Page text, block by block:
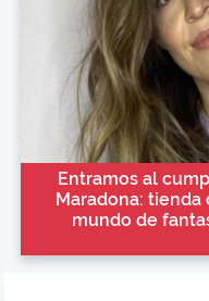
Entramos al
Maradona:
mundo de